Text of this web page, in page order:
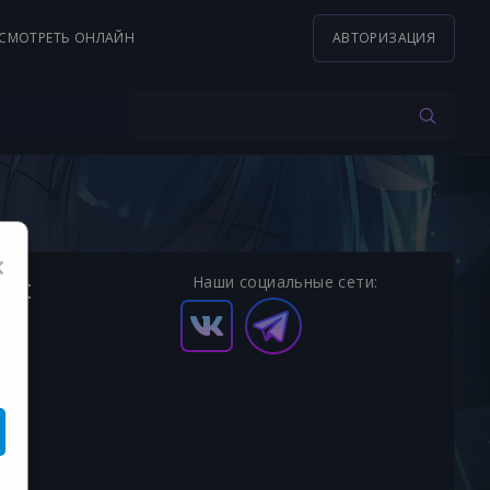
СМОТРЕТЬ ОНЛАЙН АВТОРИЗАЦИЯ
at Наши социальные сети: